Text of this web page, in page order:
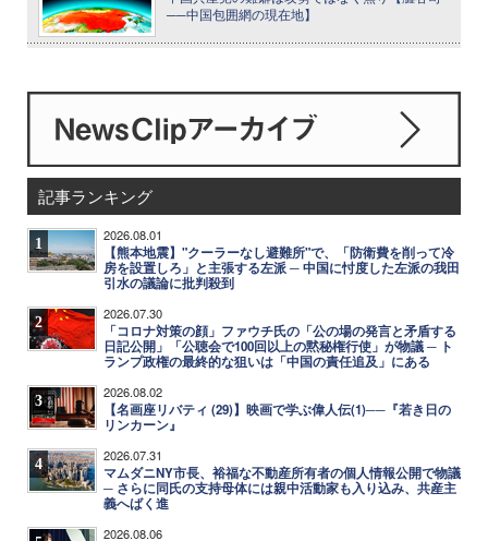
──中国包囲網の現在地】
記事ランキング
1 2026.08.01
【熊本地震】"クーラーなし避難所"で、「防衛費を削って冷
房を設置しろ」と主張する左派 ─ 中国に忖度した左派の我田
引水の議論に批判殺到
2 2026.07.30
「コロナ対策の顔」ファウチ氏の「公の場の発言と矛盾する
日記公開」「公聴会で100回以上の黙秘権行使」が物議 ─ ト
ランプ政権の最終的な狙いは「中国の責任追及」にある
3 2026.08.02
【名画座リバティ (29)】映画で学ぶ偉人伝(1)──『若き日の
リンカーン』
4 2026.07.31
マムダニNY市長、裕福な不動産所有者の個人情報公開で物議
─ さらに同氏の支持母体には親中活動家も入り込み、共産主
義へばく進
2026.08.06